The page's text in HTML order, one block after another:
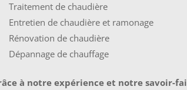
Traitement de chaudière
Entretien de chaudière et ramonage
Rénovation de chaudière
Dépannage de chauffage
à notre expérience et notre savoir-